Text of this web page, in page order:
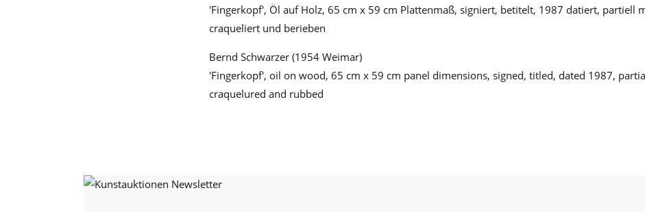
'Fingerkopf', Öl auf Holz, 65 cm x 59 cm Plattenmaß, signiert, betitelt, 1987 datiert, partiell
craqueliert und berieben
Bernd Schwarzer (1954 Weimar)
'Fingerkopf', oil on wood, 65 cm x 59 cm panel dimensions, signed, titled, dated 1987,
craquelured and rubbed